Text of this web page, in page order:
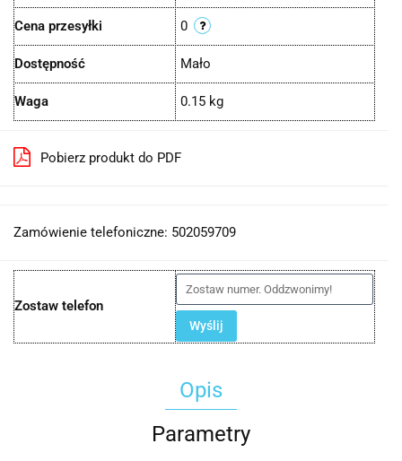
Cena przesyłki 0
Dostępność Mało
Waga 0.15 kg
Pobierz produkt do PDF
Zamówienie telefoniczne: 502059709
Zostaw telefon
Wyślij
Opis
Parametry